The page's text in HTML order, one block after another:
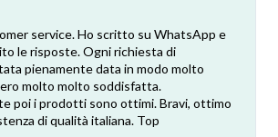
service. Ho scritto su WhatsApp e
le risposte. Ogni richiesta di
pienamente data in modo molto
molto molto soddisfatta.
poi i prodotti sono ottimi. Bravi, ottimo
di qualità italiana. Top